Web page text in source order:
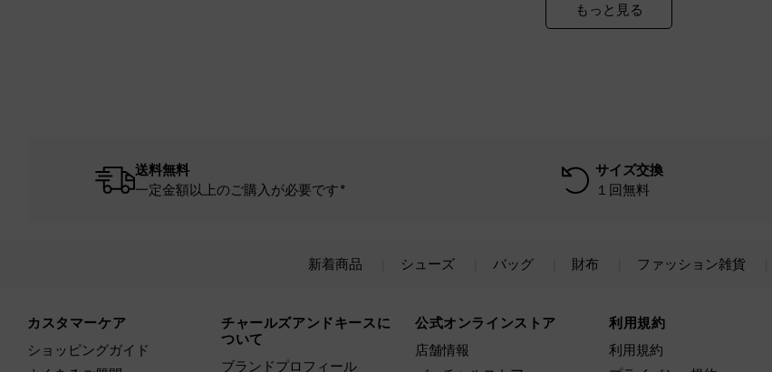
もっと見る
送料無料
一定金額以上のご購入が必要です*
サイズ交換
１回無料
新着商品 シューズ バッグ 財布 ファッション雑貨
カスタマーケア
ショッピングガイド
チャールズアンドキースに
ついて
ブランドプロフィール
公式オンラインストア
店舗情報
利用規約
利用規約